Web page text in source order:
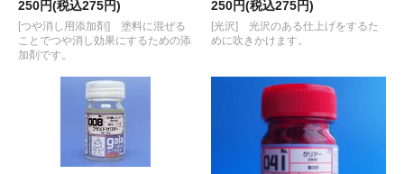
250円(税込275円)
[つや消し用添加剤] 塗料に混ぜる
ことでつや消し効果にするための添
加剤です。
250円(税込275円)
[光沢] 光沢のある仕上げをするた
めに吹きかけます。